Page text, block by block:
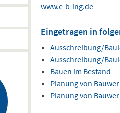
www.e-b-ing.de
Eingetragen in
Ausschreibung/
Ausschreibung/
Bauen im Bestand
Planung von
Planung von